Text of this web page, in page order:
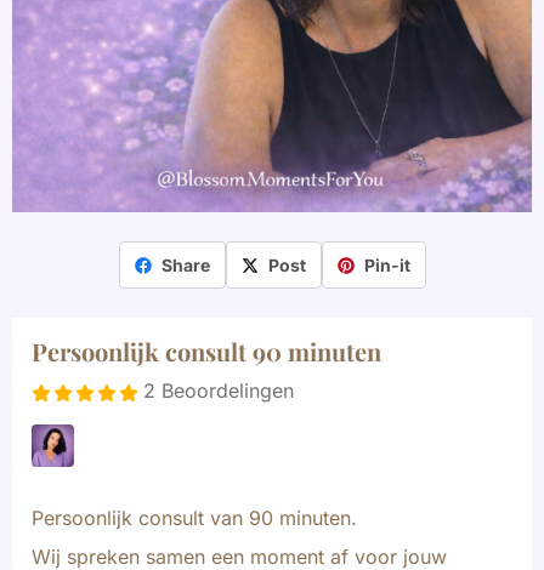
Share Post Pin-it
Persoonlijk consult 90 minuten
2 Beoordelingen
Persoonlijk consult van 90 minuten.
Wij spreken samen een moment af voor jouw